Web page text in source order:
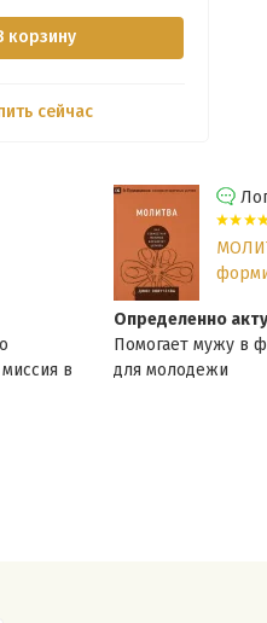
корзину
сейчас
в
Определенно
Помогает мужу в
для молодежи